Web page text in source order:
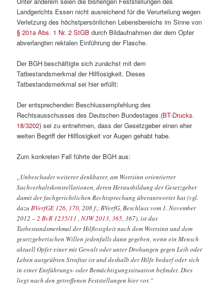
Landgerichts Essen nicht ausreichend für die Verurteilung wegen
Verletzung des höchstpersönlichen Lebensbereichs im Sinne von
§ 201a Abs. 1 Nr. 2 StGB durch Bildaufnahmen der dem Opfer
abverlangten rektalen Einführung der Flasche.
Der BGH beschäftigte sich zunächst mit dem
Tatbestandsmerkmal der Hilflosigkeit. Dieses
Tatbestandsmerkmal sei hier erfüllt:
Der entsprechenden Beschlussempfehlung des
Rechtsausschusses des Deutschen Bundestages (BT-Drucks.
18/3202) sei zu entnehmen, dass der Gesetzgeber einen eher
weiten Begriff der Hilflosigkeit vor Augen gehabt habe.
Zum konkreten Fall führte der BGH aus:
„Unbeschadet weiterer denkbarer, am Wortsinn orientierter
Sachverhaltskonstellationen, deren Herausbildung der Gesetzgeber
damit der fachgerichtlichen Rechtsprechung überantwortet hat (vgl.
dazuBVerfGE 126, 170, 208 f.; BVerfG, Beschluss vom 1. November
2012 –2 BvR 1235/11 ,NJW 2013, 365, 367), ist das
Tatbestandsmerkmal der Hilflosigkeit nach dem Wortsinn und dem
gesetzgeberischen Willen jedenfalls dann gegeben, wenn ein Mensch
aktuell Opfer einer mit Gewalt oder unter Drohungen gegen Leib oder
Leben ausgeübten Straftat ist und deshalb der Hilfe bedarf oder sich
in einer Entführungs- oder Bemächtigungssituation befindet. Dies
liegt nach den getroffenen Feststellungen hier vor.“